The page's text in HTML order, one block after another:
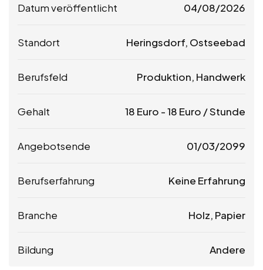
Datum veröffentlicht 04/08/2026
Standort Heringsdorf, Ostseebad
Berufsfeld Produktion, Handwerk
Gehalt 18 Euro -18 Euro / Stunde
Angebotsende 01/03/2099
Berufserfahrung Keine Erfahrung
Branche Holz, Papier
Bildung Andere